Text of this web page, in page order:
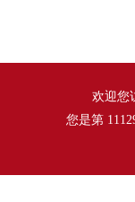
欢迎您
您是第